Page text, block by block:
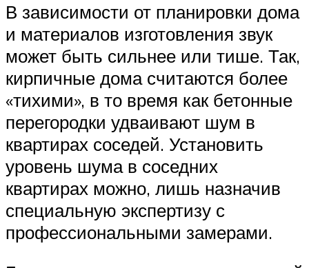
В зависимости от планировки дома
и материалов изготовления звук
может быть сильнее или тише. Так,
кирпичные дома считаются более
«тихими», в то время как бетонные
перегородки удваивают шум в
квартирах соседей. Установить
уровень шума в соседних
квартирах можно, лишь назначив
специальную экспертизу с
профессиональными замерами.